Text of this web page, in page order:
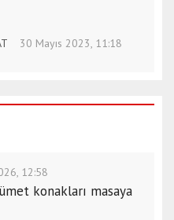
30 Mayıs 2023, 11:18
12:58
konakları masaya